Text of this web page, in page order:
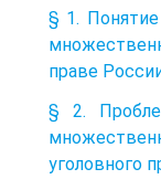
§ 1.
праве
§ 2.
уголовного